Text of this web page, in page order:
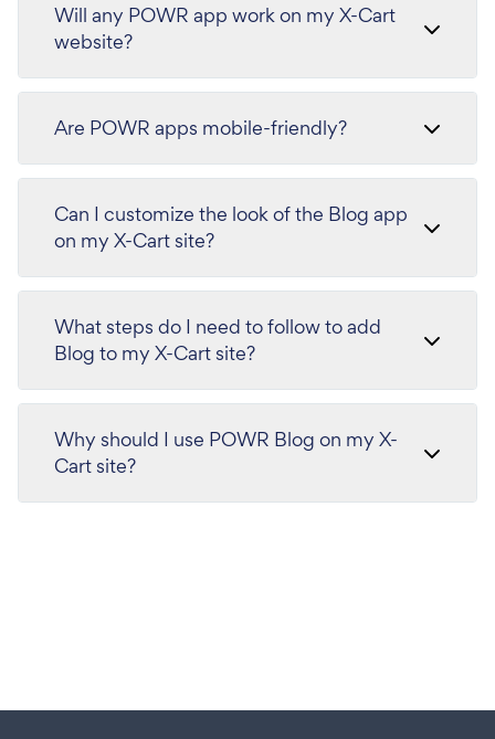
Will any POWR app work on my X-Cart
website?
Are POWR apps mobile-friendly?
Can I customize the look of the Blog app
on my X-Cart site?
What steps do I need to follow to add
Blog to my X-Cart site?
Why should I use POWR Blog on my X-
Cart site?